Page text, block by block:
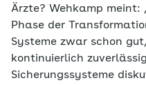
Ärzte? Wehkamp meint:
Phase der
Systeme zwar schon
kontinuierlich
Sicherungssysteme